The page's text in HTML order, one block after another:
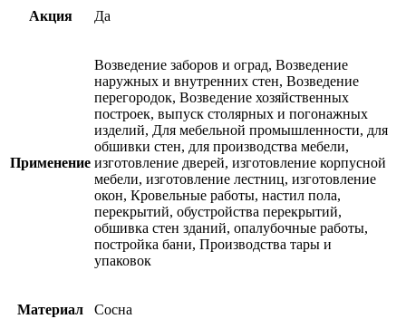
Акция Да
Применение
Возведение заборов и оград, Возведение
наружных и внутренних стен, Возведение
перегородок, Возведение хозяйственных
построек, выпуск столярных и погонажных
изделий, Для мебельной промышленности, для
обшивки стен, для производства мебели,
изготовление дверей, изготовление корпусной
мебели, изготовление лестниц, изготовление
окон, Кровельные работы, настил пола,
перекрытий, обустройства перекрытий,
обшивка стен зданий, опалубочные работы,
постройка бани, Производства тары и
упаковок
Материал Сосна